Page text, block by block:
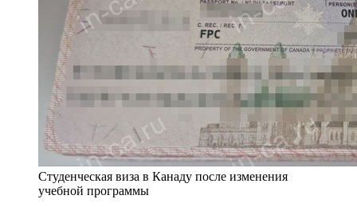
Студенческая виза в Канаду после изменения
учебной программы